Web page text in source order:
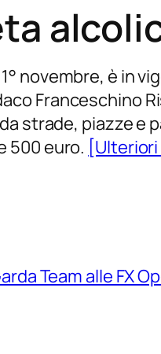
novembre, è in
Franceschino
strade, piazze e
500 euro.
Team alle FX